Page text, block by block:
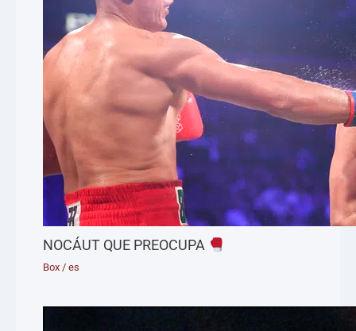
NOCÁUT QUE PREOCUPA
Box /es